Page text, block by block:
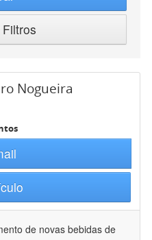
Nogueira
de novas bebidas de